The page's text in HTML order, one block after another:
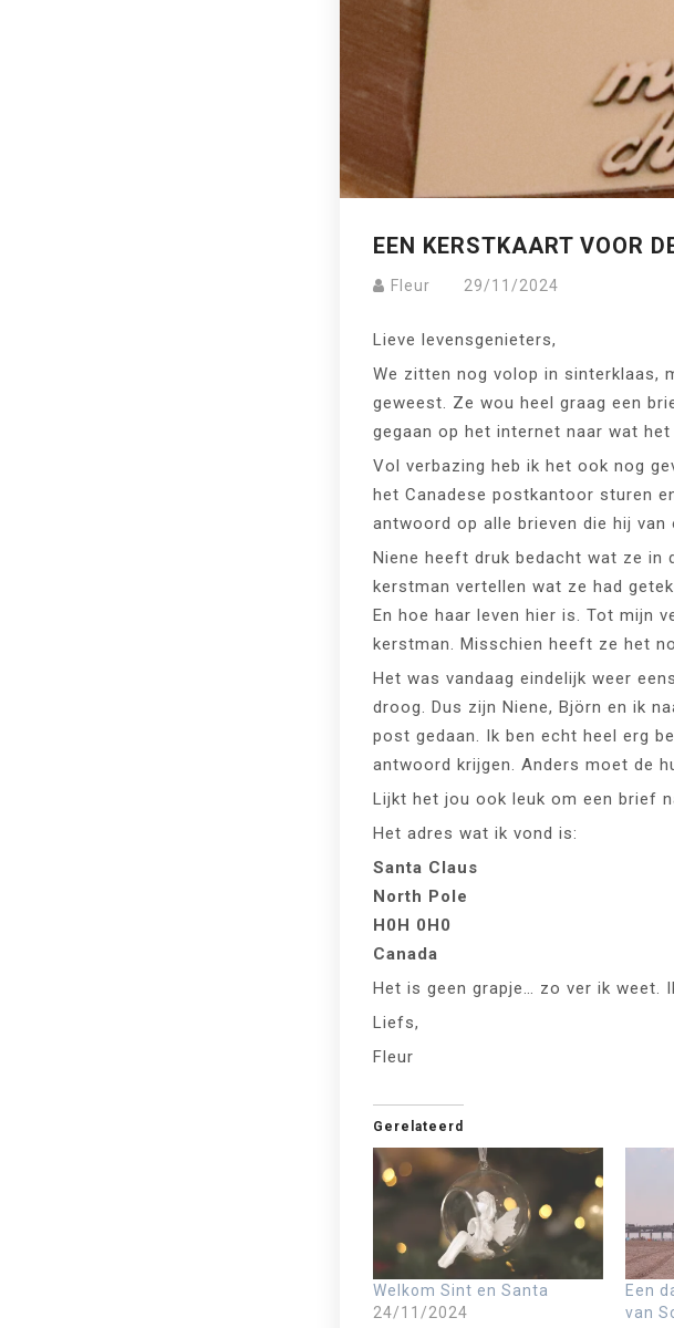
EEN KERSTKAART VOOR
Fleur 29/11/2024
Lieve levensgenieters,
We zitten nog volop in sinterklaas,
geweest. Ze wou heel graag een
gegaan op het internet naar wat
Vol verbazing heb ik het ook nog
het Canadese postkantoor sturen
antwoord op alle brieven die hij van
Niene heeft druk bedacht wat ze
kerstman vertellen wat ze had
En hoe haar leven hier is. Tot mijn
kerstman. Misschien heeft ze het
Het was vandaag eindelijk weer
droog. Dus zijn Niene, Björn en ik
post gedaan. Ik ben echt heel erg
antwoord krijgen. Anders moet de
Lijkt het jou ook leuk om een brief
Het adres wat ik vond is:
Santa Claus
North Pole
H0H 0H0
Canada
Het is geen grapje… zo ver ik weet.
Liefs,
Fleur
Gerelateerd
Welkom Sint en Santa
24/11/2024
Een
van